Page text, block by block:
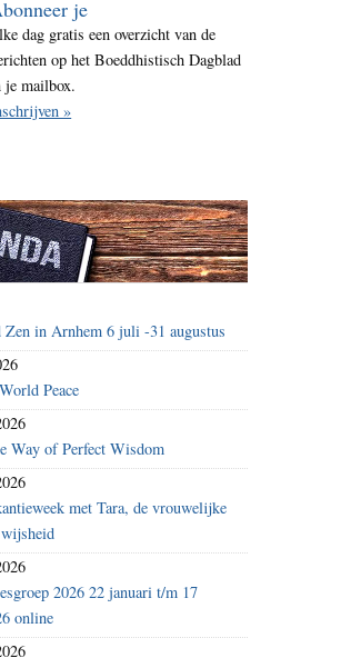
je
dag gratis een overzicht van de
op het Boeddhistisch Dagblad
je mailbox.
»
Zen in Arnhem 6 juli -31 augustus
Peace
Way of Perfect Wisdom
met Tara, de vrouwelijke
2026 22 januari t/m 17
online